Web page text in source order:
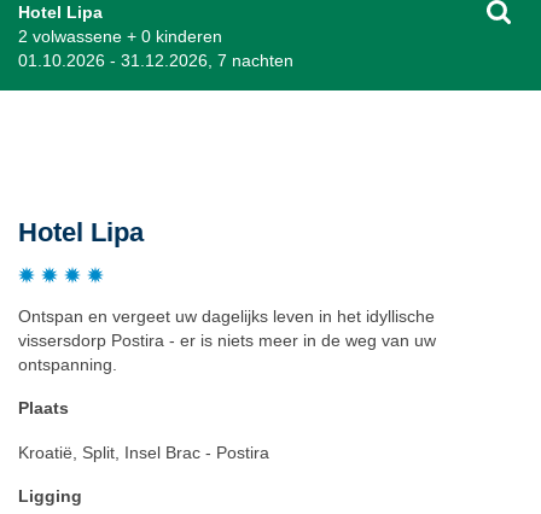
Hotel Lipa
2 volwassene + 0 kinderen
01.10.2026 - 31.12.2026, 7 nachten
Hotel Lipa
Ontspan en vergeet uw dagelijks leven in het idyllische
vissersdorp Postira - er is niets meer in de weg van uw
ontspanning.
Plaats
Kroatië, Split, Insel Brac - Postira
Ligging